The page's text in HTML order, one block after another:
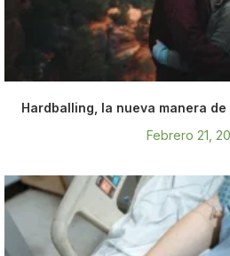
Hardballing, la nueva manera
Febrero 21,